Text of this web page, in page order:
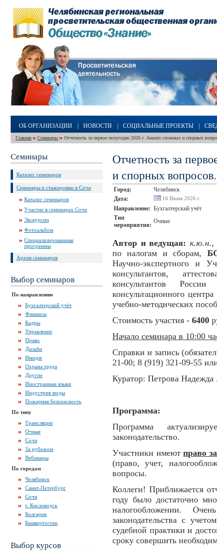
ОБ ОРГАНИЗАЦИИ НОВОСТИ СОЦИАЛЬНЫЕ ПРОЕКТЫ
Главная Семинары Отчетность за первое полугодие 2026 г. Анализ сложных и спорных
Семинары
Каталог семинаров
Семинары и стажировки в Сочи
Каталог семинаров
Участие в семинарах Сочи
Экскурсии
Фотоальбом
Специализированные
программы
Архив семинаров
Выбор семинаров
По направлению
Бухгалтерский учёт
Финансы
Кадры
Управление
Право
Дизайн
Имидж
Охрана труда
Другие
Иностранные языки
Индустрия моды
Пожарная безопасность
По типу
Трансляции
Очные
Сочи
За рубежом
Вебинары
По городам
Челябинск
Санкт-Петербург
Сочи
г. Кисловодск
Болгария
Башкортостан
Выбор курсов
Отчетность за
и спорных
Город:
Челябинск
Дата:
16 Июня 2026 г.
Направление: Бухгалтерский учёт
Тип
мероприятия:
Очные
Автор и ведущая: к.ю.н.,
по налогам и сборам,
Научно-экспертного и
консультантов,
консультантов
консультационного
учебно-методических
Стоимость участия - 6400
Начало семинара в 10:00
Справки и запись
21-00; 8 (919) 321-09-55
Куратор: Петрова Надежда
Программа:
Программа
законодательство.
Участники имеютправо
(право, учет,
вопросы.
Коллеги! Приближается
году было достаточно
налогообложении.
законодательства с
судебной практики и
сроку совершить